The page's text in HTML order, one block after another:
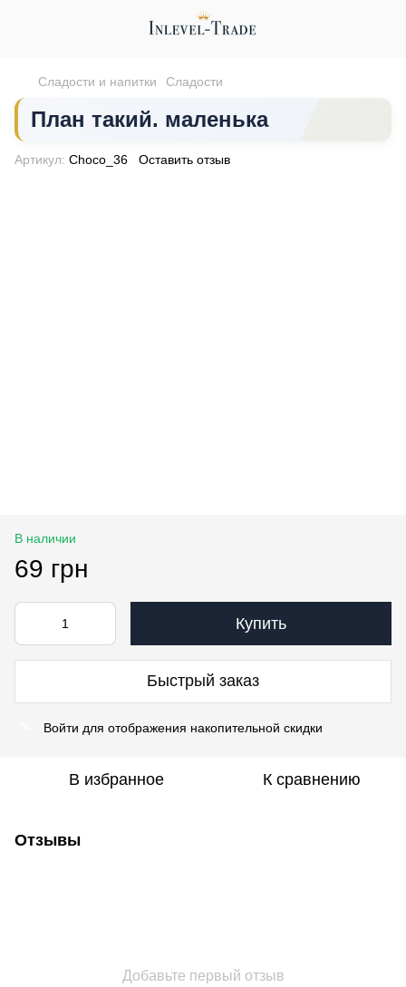
Сладости и напитки Сладости
План такий. маленька
Артикул: Choco_36 Оставить отзыв
В наличии
69 грн
Купить
Быстрый заказ
Войти для отображения накопительной скидки
В избранное К сравнению
Отзывы
Добавьте первый отзыв